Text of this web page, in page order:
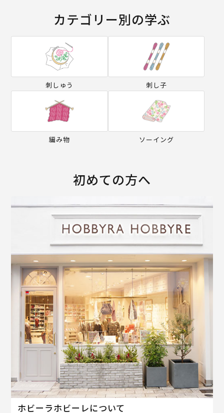
カテゴリー別の学ぶ
刺しゅう 刺し子
編み物 ソーイング
初めての方へ
ホビーラホビーレについて